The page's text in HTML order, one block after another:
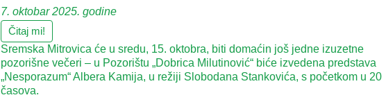
7. oktobar 2025. godine
Čitaj mi!
Sremska Mitrovica će u sredu, 15. oktobra, biti domaćin još jedne izuzetne
pozorišne večeri – u Pozorištu „Dobrica Milutinović“ biće izvedena predstava
„Nesporazum“ Albera Kamija, u režiji Slobodana Stankovića, s početkom u 20
časova.